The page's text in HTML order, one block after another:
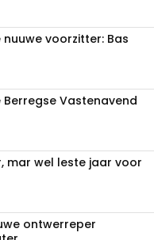
voorzitter: Bas
Berregse Vastenavend
mar wel leste jaar voor
ontwerreper